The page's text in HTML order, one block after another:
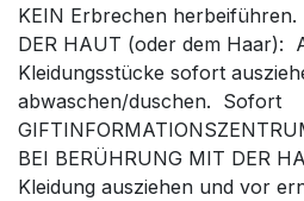
KEIN Erbrechen
DER HAUT (oder dem Haar):
Kleidungsstücke sofort
abwaschen/duschen. Sofort
BEI BERÜHRUNG MIT DER
Kleidung ausziehen und vor